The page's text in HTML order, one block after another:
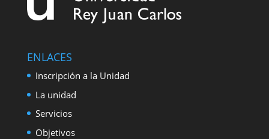
ENLACES
Inscripción a la Unidad
La unidad
Servicios
Objetivos